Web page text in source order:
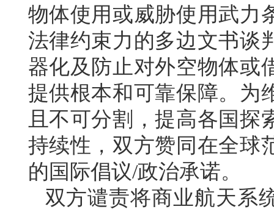
物体使用或威胁使用武力
法律约束力的多边文书谈
器化及防止对外空物体或
提供根本和可靠保障。为
且不可分割，提高各国探
持续性，双方赞同在全球
的国际倡议/政治承诺。
双方谴责将商业航天系